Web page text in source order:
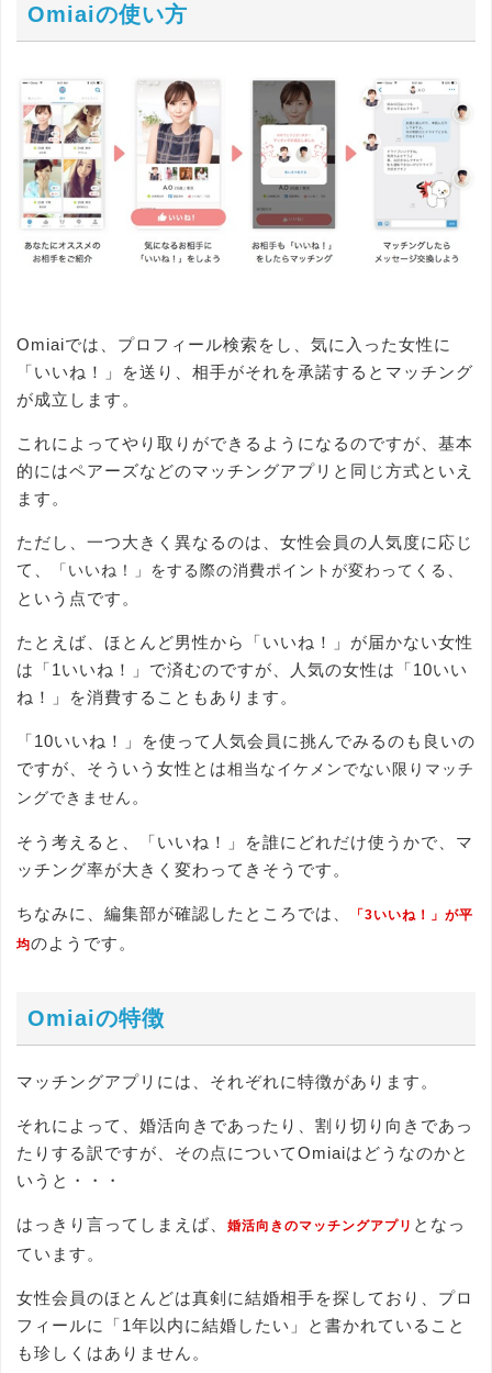
Omiaiの使い方
Omiaiでは、プロフィール検索をし、気に入った女性に
「いいね！」を送り、相手がそれを承諾するとマッチング
が成立します。
これによってやり取りができるようになるのですが、基本
的にはペアーズなどのマッチングアプリと同じ方式といえ
ます。
ただし、一つ大きく異なるのは、女性会員の人気度に応じ
て、
「いいね！」をする際の消費ポイントが変わってくる
という点です。
たとえば、ほとんど男性から「いいね！」が届かない女性
は「1いいね！」で済むのですが、人気の女性は「10いい
ね！」を消費することもあります。
「10いいね！」を使って人気会員に挑んでみるのも良いの
ですが、そういう女性とは相当なイケメンでない限りマッチ
ングできません 。
そう考えると、「いいね！」を誰にどれだけ使うかで、マ
ッチング率が大きく変わってきそうです。
ちなみに、編集部が確認したところでは、
「3いいね！」が平
均のようです。
Omiaiの特徴
マッチングアプリには、それぞれに特徴があります。
それによって、婚活向きであったり、割り切り向きであっ
たりする訳ですが、その点についてOmiaiはどうなのかと
いうと・・・
はっきり言ってしまえば、 婚活向きのマッチングアプリ となっ
ています。
女性会員のほとんどは真剣に結婚相手を探しており、プロ
フィールに「1年以内に結婚したい」と書かれていること
も珍しくはありません。